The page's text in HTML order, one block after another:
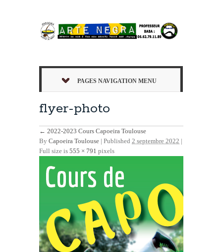
PAGES NAVIGATION MENU
flyer-photo
← 2022-2023 Cours Capoeira Toulouse
By Capoeira Toulouse | Published 2 septembre 2022 |
Full size is 555 × 791 pixels